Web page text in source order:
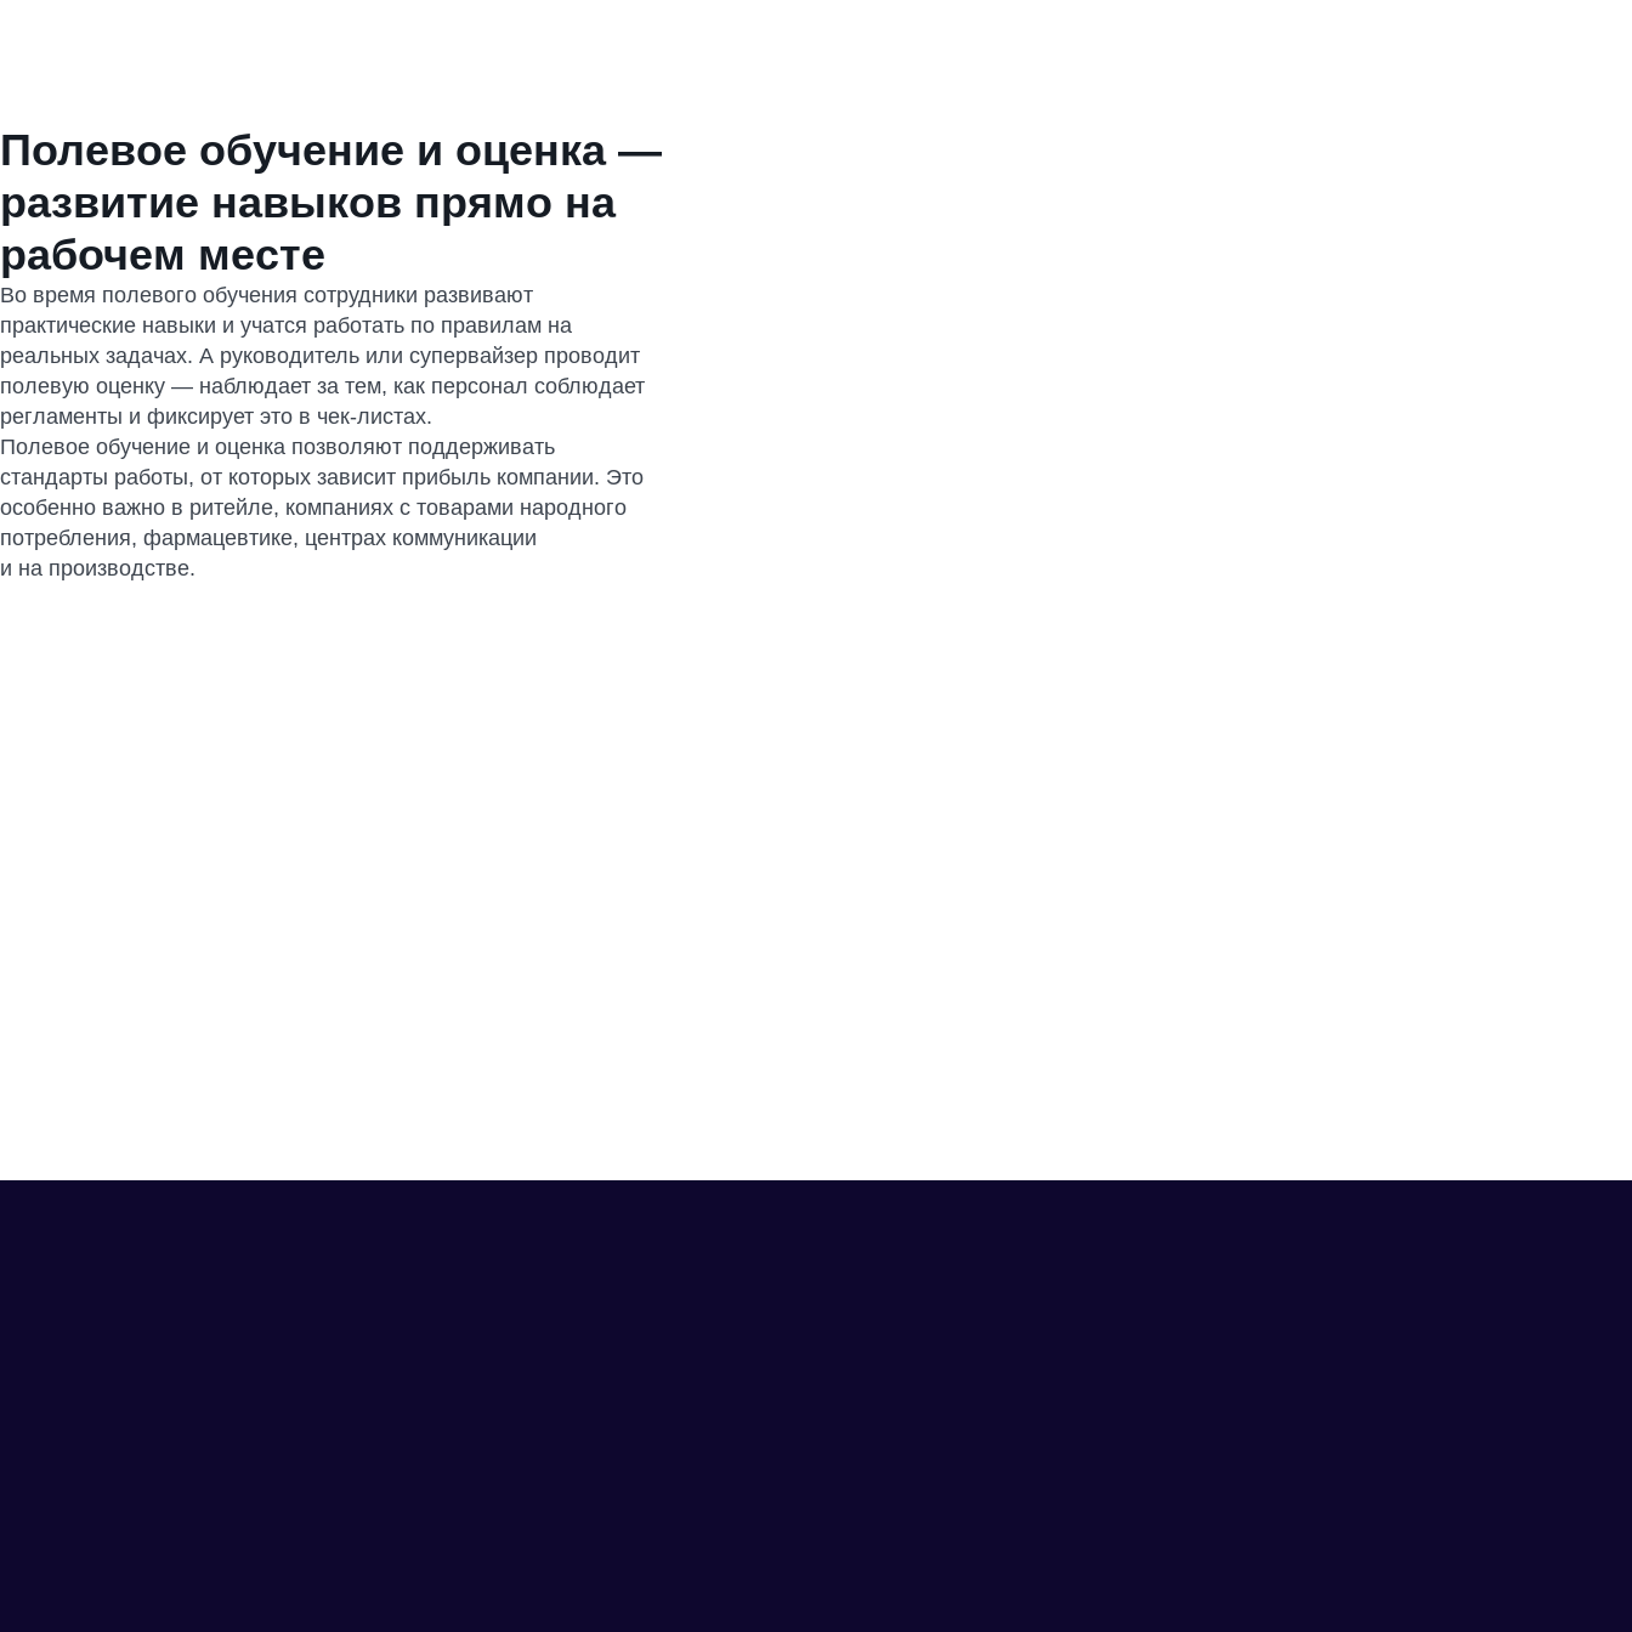
Заказать консультацию
Полевое обучение и оценка —
развитие навыков прямо на
рабочем месте
Во время полевого обучения сотрудники развивают
практические навыки и учатся работать по правилам на
реальных задачах. А руководитель или супервайзер проводит
полевую оценку — наблюдает за тем, как персонал соблюдает
регламенты и фиксирует это в чек-листах.
Полевое обучение и оценка позволяют поддерживать
стандарты работы, от которых зависит прибыль компании. Это
особенно важно в ритейле, компаниях с товарами народного
потребления, фармацевтике, центрах коммуникации
и на производстве.